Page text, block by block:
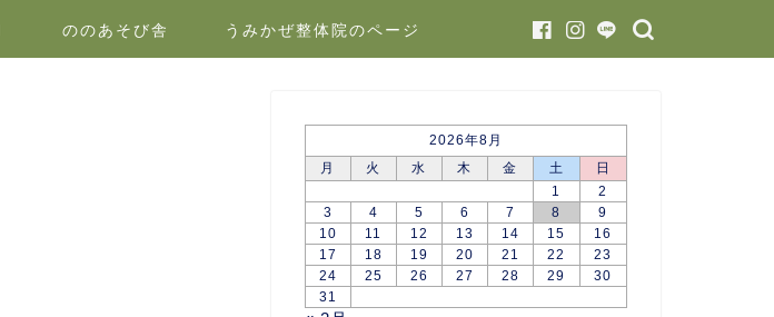
ののあそび舎 うみかぜ整体院のページ
2026年8月
月
火 水 木 金 土
日
1
2
3
4 5 6 7 8
9
10
11 12 13 14 15
16
17
18 19 20 21 22
23
24
25 26 27 28 29
30
31